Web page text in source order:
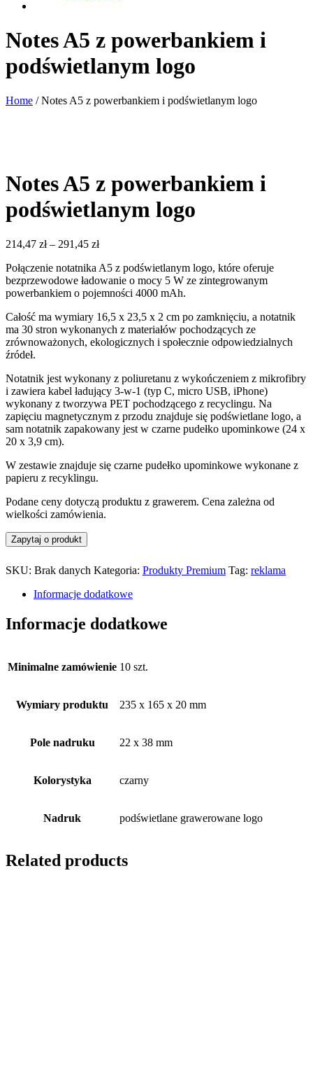
Notes A5 z powerbankiem i
podświetlanym logo
Home /Notes A5 z powerbankiem i podświetlanym logo
Notes A5 z powerbankiem i
podświetlanym logo
214,47 zł– 291,45 zł
Połączenie notatnika A5 z podświetlanym logo, które oferuje
bezprzewodowe ładowanie o mocy 5 W ze zintegrowanym
powerbankiem o pojemności 4000 mAh.
Całość ma wymiary 16,5 x 23,5 x 2 cm po zamknięciu, a notatnik
ma 30 stron wykonanych z materiałów pochodzących ze
zrównoważonych, ekologicznych i społecznie odpowiedzialnych
źródeł.
Notatnik jest wykonany z poliuretanu z wykończeniem z mikrofibry
i zawiera kabel ładujący 3-w-1 (typ C, micro USB, iPhone)
wykonany z tworzywa PET pochodzącego z recyclingu. Na
zapięciu magnetycznym z przodu znajduje się podświetlane logo, a
sam notatnik zapakowany jest w czarne pudełko upominkowe (24 x
20 x 3,9 cm).
W zestawie znajduje się czarne pudełko upominkowe wykonane z
papieru z recyklingu.
Podane ceny dotyczą produktu z grawerem. Cena zależna od
wielkości zamówienia.
SKU: Brak danych Kategoria: Produkty Premium Tag: reklama
Informacje dodatkowe
Informacje dodatkowe
Minimalne zamówienie 10 szt.
Wymiary produktu 235 x 165 x 20 mm
Pole nadruku 22 x 38 mm
Kolorystyka czarny
Nadruk podświetlane grawerowane logo
Related products